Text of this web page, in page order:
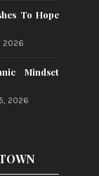
To Hope
2026
Mindset
2026